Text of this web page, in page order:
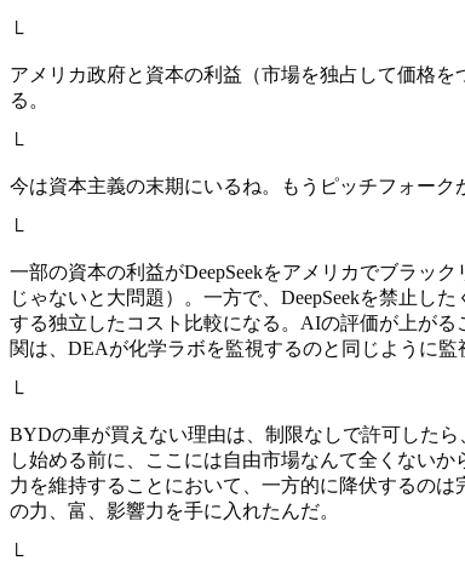
└
アメリカ政府と資本の利益（市場を独占して価格
る。
└
今は資本主義の末期にいるね。もうピッチフォー
└
一部の資本の利益がDeepSeekをアメリカでブラッ
じゃないと大問題）。一方で、DeepSeekを禁止し
する独立したコスト比較になる。AIの評価が上が
関は、DEAが化学ラボを監視するのと同じように監
└
BYDの車が買えない理由は、制限なしで許可した
し始める前に、ここには自由市場なんて全くない
力を維持することにおいて、一方的に降伏するの
の力、富、影響力を手に入れたんだ。
└